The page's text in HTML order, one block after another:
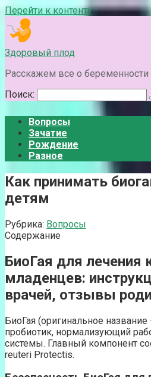
Перейти к контенту
Здоровый плод
Расскажем все о беременности
Поиск:
Вопросы
Зачатие
Рождение
Разное
Как принимать
детям
Рубрика: Вопросы
Содержание
БиоГая для лечения
младенцев:
врачей, отзывы
БиоГая (оригинальное
пробиотик, нормализующий
системы. Главный компонент
reuteri Protectis.